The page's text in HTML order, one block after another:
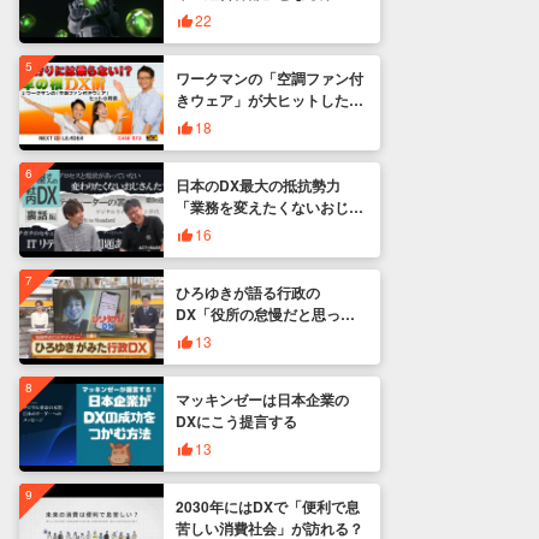
新規事業開発とDX
業務革新のポイント
物流業のDX
製薬業のDX
金融業のDX
卒の採用強化 安定した経営
ように挑戦
22
ワークマンの「空調ファン付
きウェア」が大ヒットした背
景 18
日本のDX最大の抵抗勢力
「業務を変えたくないおじさ
ん」16
ひろゆきが語る行政の
DX「役所の怠慢だと思って
たんですけど」
13
マッキンゼーは日本企業の
DXにこう提言する
13
2030年にはDXで「便利で息
苦しい消費社会」が訪れる？